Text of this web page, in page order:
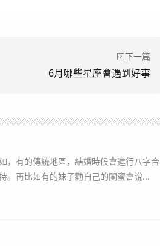
下一篇
6月哪些星座會遇到好事
，有的傳統地區，結婚時候會進行八字合
。再比如有的妹子勸自己的閨蜜會說...